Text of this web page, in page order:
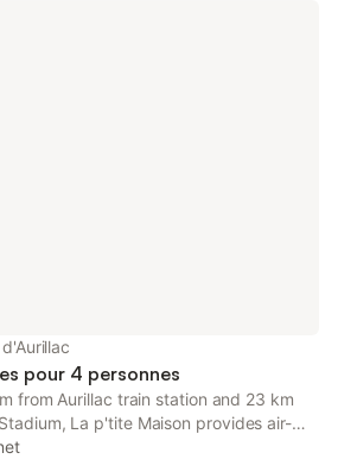
pour 4 personnes
from Aurillac train station and 23 km
La p'tite Maison provides air-
with a balcony and free WiFi.